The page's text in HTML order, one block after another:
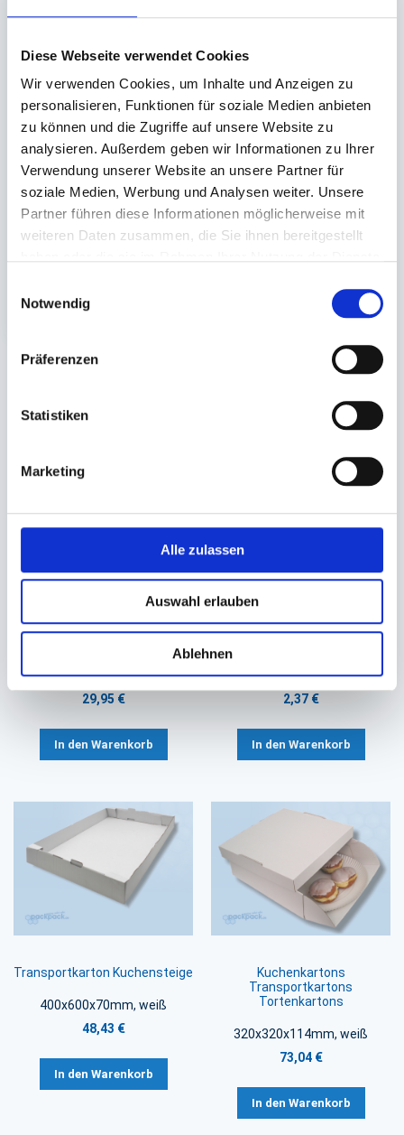
Diese Webseite verwendet Cookies
Wir verwenden Cookies, um Inhalte und Anzeigen zu
personalisieren, Funktionen für soziale Medien anbieten
zu können und die Zugriffe auf unsere Website zu
analysieren. Außerdem geben wir Informationen zu Ihrer
Verwendung unserer Website an unsere Partner für
soziale Medien, Werbung und Analysen weiter. Unsere
Partner führen diese Informationen möglicherweise mit
weiteren Daten zusammen, die Sie ihnen bereitgestellt
Notwendig
Präferenzen
Statistiken
Marketing
Alle zulassen
Auswahl erlauben
Ablehnen
Druckverschlussbeutel
LDPE transparent
70x100 x0,05mm
lieferbar.
5,97 €
interessiert sein
Erfrischungstücher,
71x51mm
29,95 €
In den Warenkorb
Clipfix Verschlussclips
8x33mm vorgebogen
2,37 €
In den Warenkorb
Transportkarton Kuchensteige
400x600x70mm, weiß
48,43 €
In den Warenkorb
Kuchenkartons
Transportkartons
Tortenkartons
320x320x114mm, weiß
73,04 €
In den Warenkorb